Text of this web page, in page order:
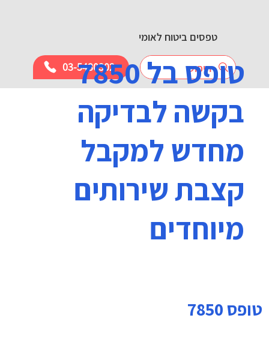
03-5430302
טופס בל 7850
בקשה לבדיקה
מחדש למקבל
קצבת שירותים
מיוחדים
טפסים ביטוח לאומי
טופס7850